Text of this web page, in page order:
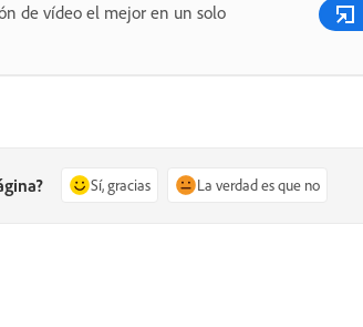
de vídeo el mejor en un solo
Sí, gracias La verdad es que no